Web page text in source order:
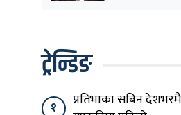
ट्रेन्डिङ
१
प्रतिभाका सबिन देशभरमै